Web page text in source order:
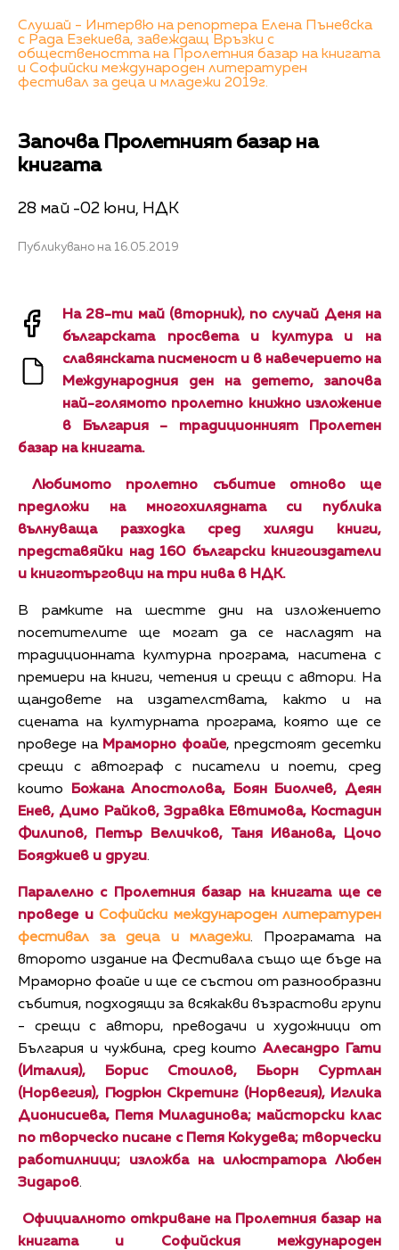
Слушай - Интервю на репортера Елена Пъневска
с Рада Езекиева, завеждащ Връзки с
обществеността на Пролетния базар на книгата
и Софийски международен литературен
фестивал за деца и младежи 2019г.
Започва Пролетният базар на
книгата
28 май -02 юни, НДК
Публикувано на 16.05.2019
На 28-ти май (вторник), по случай Деня на
българската просвета и култура и на
славянската писменост и в навечерието на
Международния ден на детето, започва
най-голямото пролетно книжно изложение
в България – традиционният Пролетен
базар на книгата.
Любимото пролетно събитие отново ще
предложи на многохилядната си публика
вълнуваща разходка сред хиляди книги,
представяйки над 160 български книгоиздатели
и книготърговци на три нива в НДК.
В рамките на шестте дни на изложението
посетителите ще могат да се насладят на
традиционната културна програма, наситена с
премиери на книги, четения и срещи с автори. На
щандовете на издателствата, както и на
сцената на културната програма, която ще се
проведе на Мраморно фоайе, предстоят десетки
срещи с автограф с писатели и поети, сред
които
Божана Апостолова, Боян Биолчев, Деян
Енев, Димо Райков, Здравка Евтимова, Костадин
Филипов, Петър Величков, Таня Иванова, Цочо
Бояджиев и други.
Паралелно с Пролетния базар на книгата ще се
проведе и Софийски международен литературен
фестивал за деца и младежи. Програмата на
второто издание на Фестивала също ще бъде на
Мраморно фоайе и ще се състои от разнообразни
събития, подходящи за всякакви възрастови групи
- срещи с автори, преводачи и художници от
България и чужбина, сред коитоАлесандро Гати
(Италия), Борис Стоилов, Бьорн Суртлан
(Норвегия), Гюдрюн Скретинг (Норвегия), Иглика
Дионисиева, Петя Миладинова; майсторски клас
по творческо писане с Петя Кокудева; творчески
работилници; изложба на илюстратора Любен
Зидаров.
Официалното откриване на Пролетния базар на
книгата и Софийския международен